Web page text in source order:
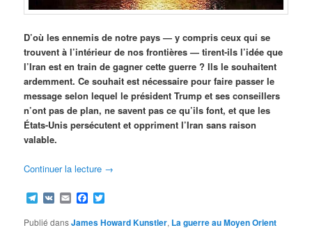
D’où les ennemis de notre pays — y compris ceux qui se
trouvent à l’intérieur de nos frontières — tirent-ils l’idée que
l’Iran est en train de gagner cette guerre ? Ils le souhaitent
ardemment. Ce souhait est nécessaire pour faire passer le
message selon lequel le président Trump et ses conseillers
n’ont pas de plan, ne savent pas ce qu’ils font, et que les
États-Unis persécutent et oppriment l’Iran sans raison
valable.
Continuer la lecture →
Telegram
VK EmailFacebook
Publié dansJames Howard Kunstler, La guerre au Moyen Orient